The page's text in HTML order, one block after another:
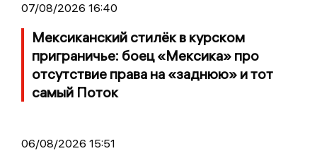
07/08/2026 16:40
Мексиканский стилёк в курском
приграничье: боец «Мексика» про
отсутствие права на «заднюю» и тот
самый Поток
06/08/2026 15:51